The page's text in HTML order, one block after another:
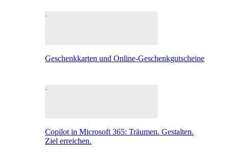
Geschenkkarten und Online-Geschenkgutscheine
Copilot in Microsoft 365: Träumen. Gestalten.
Ziel erreichen.